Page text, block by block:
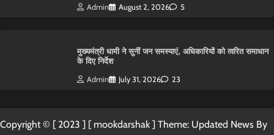
Admin August 2, 2026 5
मुख्यमंत्री धामी ने सुनीं जन समस्याएं, अधिकारियों को त्वरित समाधान
के दिए निर्देश
Admin July 31, 2026 23
Copyright © [ 2023 ] [ mookdarshak ] Theme: Updated News By